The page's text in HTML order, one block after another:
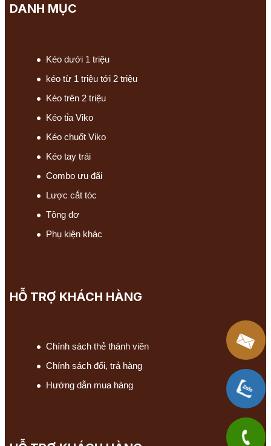
DANH MỤC
Kéo dưới 1 triệu
kéo từ 1 triệu tới 2 triệu
Kéo trên 2 triệu
Kéo tỉa Viko
Kéo chuốt Viko
Kéo tay trái
Combo ưu đãi
Lược cắt tóc
Tông đơ
Phụ kiện khác
HỖ TRỢ KHÁCH HÀNG
Chính sách thẻ thành viên
Chính sách đổi, trả hàng
Hướng dẫn mua hàng